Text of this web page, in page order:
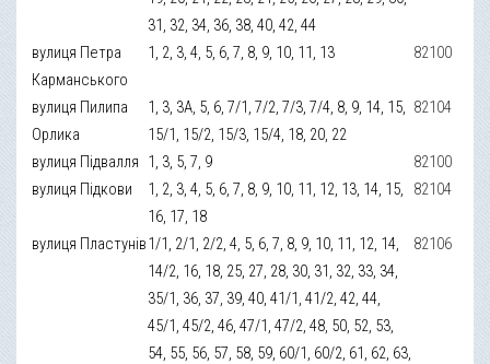
31, 32, 34, 36, 38, 40, 42, 44
вулиця Петра
Карманського
1, 2, 3, 4, 5, 6, 7, 8, 9, 10, 11, 13 82100
вулиця Пилипа
Орлика
1, 3, 3A, 5, 6, 7/1, 7/2, 7/3, 7/4, 8, 9, 14, 15,
15/1, 15/2, 15/3, 15/4, 18, 20, 22
82104
вулиця Підвалля 1, 3, 5, 7, 9
82100
вулиця Підкови
1, 2, 3, 4, 5, 6, 7, 8, 9, 10, 11, 12, 13, 14, 15,
16, 17, 18
82104
вулиця Пластунів1/1, 2/1, 2/2, 4, 5, 6, 7, 8, 9, 10, 11, 12, 14,
14/2, 16, 18, 25, 27, 28, 30, 31, 32, 33, 34,
35/1, 36, 37, 39, 40, 41/1, 41/2, 42, 44,
45/1, 45/2, 46, 47/1, 47/2, 48, 50, 52, 53,
54, 55, 56, 57, 58, 59, 60/1, 60/2, 61, 62, 63,
82106